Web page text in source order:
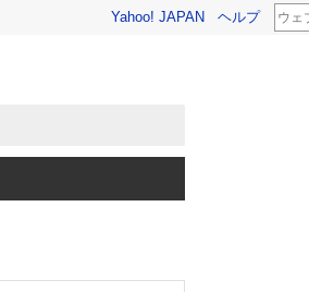
Yahoo! JAPAN ヘルプ